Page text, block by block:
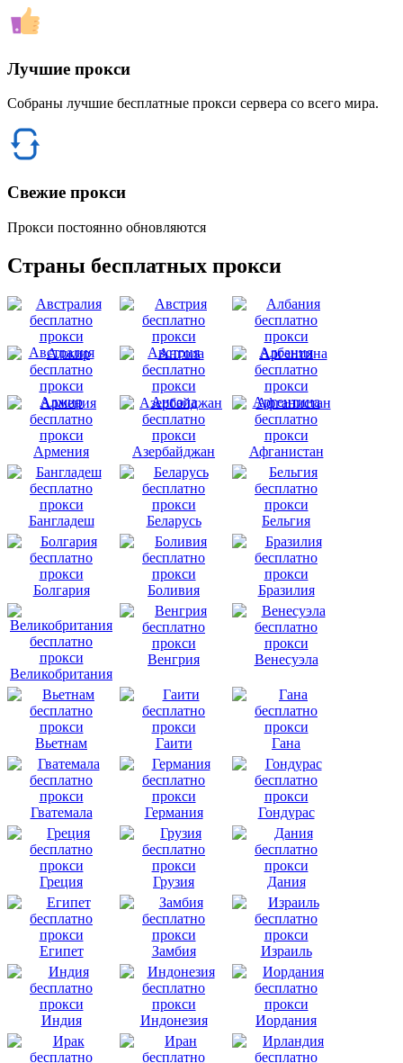
Лучшие прокси
Собраны лучшие бесплатные прокси сервера со всего мира.
Свежие прокси
Прокси постоянно обновляются
Страны бесплатных прокси
Австралия Австрия Албания
Алжир Ангола Аргентина
Армения Азербайджан Афганистан
Бангладеш Беларусь Бельгия
Болгария Боливия Бразилия
Великобритания
Венгрия Венесуэла
Вьетнам Гаити Гана
Гватемала Германия Гондурас
Греция Грузия Дания
Египет Замбия Израиль
Индия Индонезия Иордания